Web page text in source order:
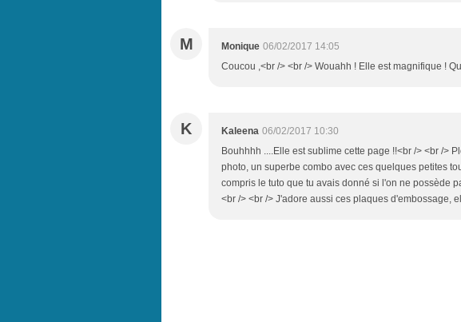
M Monique 06/02/2017 14:05
Coucou ,<br /> <br /> Wouahh ! Elle est magnifique !
K Kaleena 06/02/2017 10:30
Bouhhhh ....Elle est sublime cette page !!<br /> <br />
photo, un superbe combo avec ces quelques petites
compris le tuto que tu avais donné si l'on ne possède
<br /> <br /> J'adore aussi ces plaques d'embossage,